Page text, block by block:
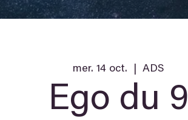
mer. 14 oct. ADS
Ego du 9